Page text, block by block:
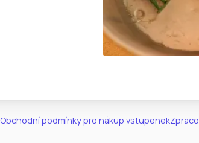
Obchodní podmínky pro nákup vstupenek